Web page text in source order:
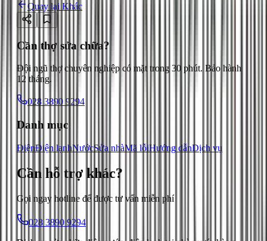
Quay lại Khác
Cần thợ sửa chữa?
Đội ngũ thợ chuyên nghiệp có mặt trong 30 phút. Bảo hành
12 tháng.
028 3890 9294
Danh mục
ĐiệnĐiện lạnhNướcSửa nhàMã lỗiHướng dẫnDịch vụ
Cần hỗ trợ khác?
Gọi ngay hotline để được tư vấn miễn phí
028 3890 9294